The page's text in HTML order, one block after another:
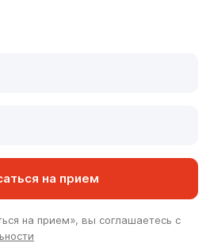
на прием
на прием», вы соглашаетесь с